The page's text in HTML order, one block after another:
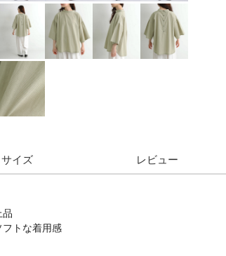
サイズ レビュー
品
トな着用感